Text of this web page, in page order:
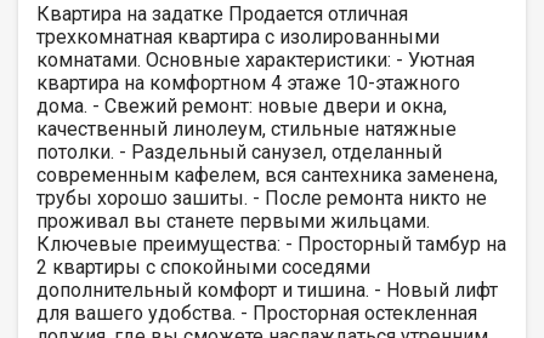
Квартира на задатке Продается отличная
трехкомнатная квартира с изолированными
комнатами. Основные характеристики: - Уютная
квартира на комфортном 4 этаже 10-этажного
дома. - Свежий ремонт: новые двери и окна,
качественный линолеум, стильные натяжные
потолки. - Раздельный санузел, отделанный
современным кафелем, вся сантехника заменена,
трубы хорошо зашиты. - После ремонта никто не
проживал вы станете первыми жильцами.
Ключевые преимущества: - Просторный тамбур на
2 квартиры с спокойными соседями
дополнительный комфорт и тишина. - Новый лифт
для вашего удобства. - Просторная остекленная